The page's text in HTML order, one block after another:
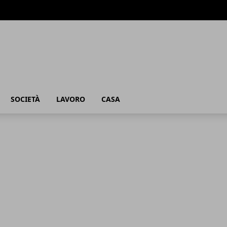
SOCIETÀ LAVORO CASA